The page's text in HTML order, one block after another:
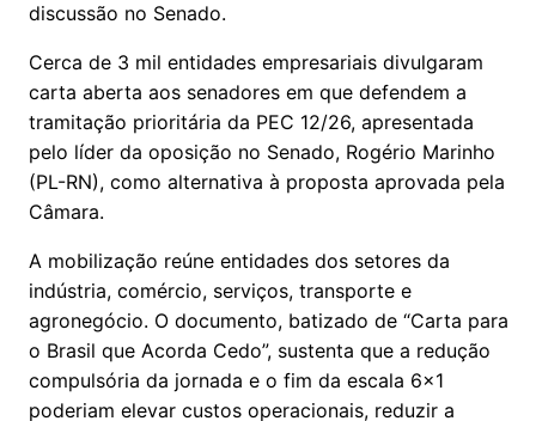
discussão no Senado.
Cerca de 3 mil entidades empresariais divulgaram
carta aberta aos senadores em que defendem a
tramitação prioritária da PEC 12/26, apresentada
pelo líder da oposição no Senado, Rogério Marinho
(PL-RN), como alternativa à proposta aprovada pela
Câmara.
A mobilização reúne entidades dos setores da
indústria, comércio, serviços, transporte e
agronegócio. O documento, batizado de “Carta para
o Brasil que Acorda Cedo”, sustenta que a redução
compulsória da jornada e o fim da escala 6x1
poderiam elevar custos operacionais, reduzir a